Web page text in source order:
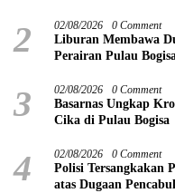
2 02/08/2026 0 Comment
Liburan Membawa
Perairan Pulau
3 02/08/2026 0 Comment
Basarnas Ungkap
Cika di Pulau Bogisa
4 02/08/2026 0 Comment
Polisi Tersangkakan
atas Dugaan